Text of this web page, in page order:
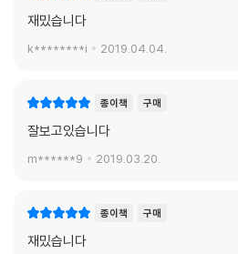
재밌습니다
k********i 2019.04.04.
종이책 구매
잘보고있습니다
m******9 2019.03.20.
종이책 구매
재밌습니다